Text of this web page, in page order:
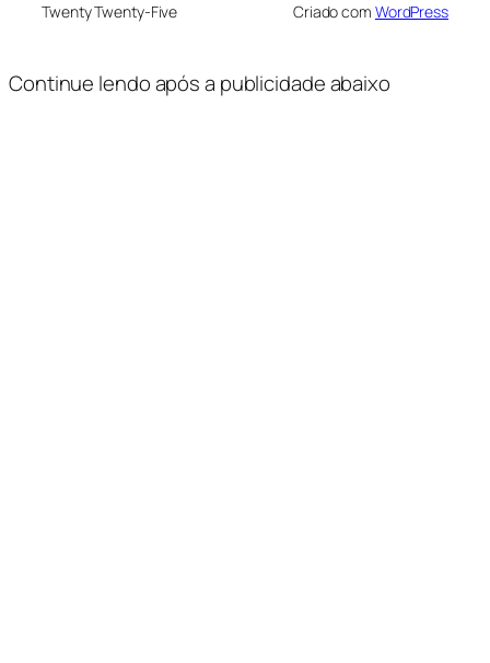
Twenty Twenty-Five Criado com WordPress
Continue lendo após a publicidade abaixo